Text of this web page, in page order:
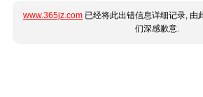
www.365jz.com 已经将此出错信息详细记录, 由
们深感歉意.